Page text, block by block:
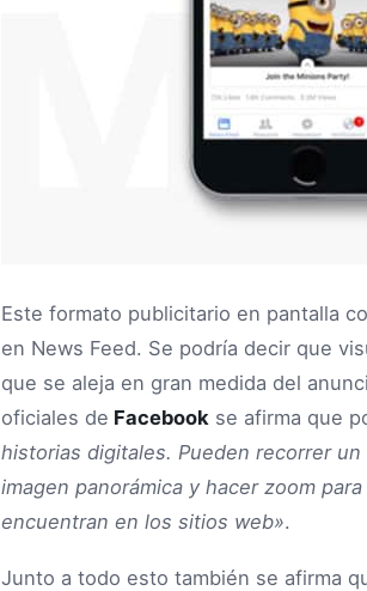
Este formato publicitario en pantalla
en News Feed. Se podría decir que
que se aleja en gran medida del
oficiales de Facebook se afirma que
historias digitales. Pueden recorrer
imagen panorámica y hacer zoom
encuentran en los sitios web».
Junto a todo esto también se afirma